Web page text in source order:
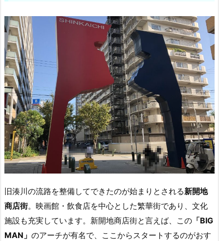
旧湊川の流路を整備してできたのが始まりとされる新開地
商店街。映画館・飲食店を中心とした繁華街であり、文化
施設も充実しています。新開地商店街と言えば、この 「BIG
MAN」 のアーチが有名で、ここからスタートするのがおす